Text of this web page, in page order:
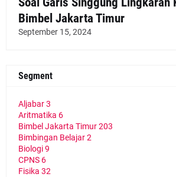
Bimbel Jakarta Timur
September 15, 2024
Segment
Aljabar3
Aritmatika 6
Bimbel Jakarta Timur203
Bimbingan Belajar2
Biologi9
CPNS 6
Fisika 32